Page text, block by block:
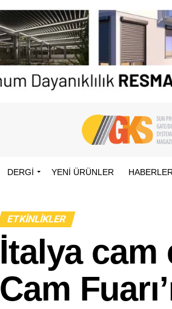
DERGİ YENI ÜRÜNLER
ETKINLIKLER
İtalya cam
Cam